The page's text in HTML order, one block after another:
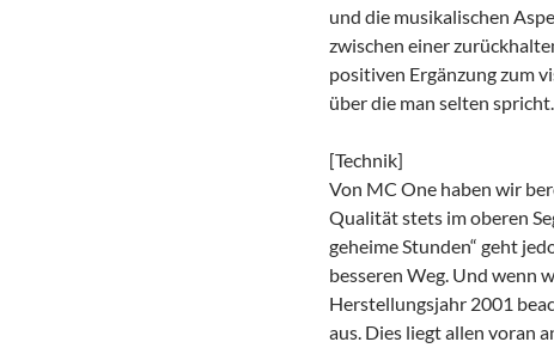
und die musikalischen
zwischen einer
positiven Ergänzung zum
über die man selten spricht.
[Technik]
Von MC One haben wir
Qualität stets im oberen
geheime Stunden“ geht
besseren Weg. Und wenn
Herstellungsjahr 2001
aus. Dies liegt allen voran